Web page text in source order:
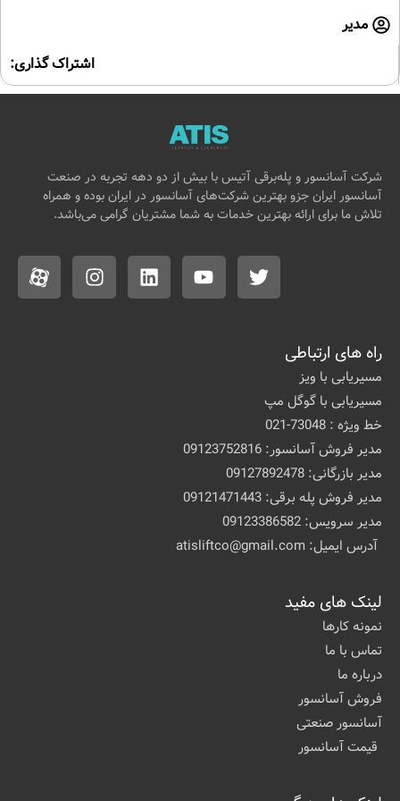
مدیر
اشتراک گذاری:
شرکت آسانسور و پله‌برقی آتیس با بیش از دو دهه تجربه در صنعت
آسانسور ایران جزو بهترین شرکت‌های آسانسور در ایران بوده و همراه
تلاش ما برای ارائه بهترین خدمات به شما مشتریان گرامی می‌باشد.
راه های ارتباطی
مسیریابی با ویز
مسیریابی با گوگل مپ
خط ویژه : 73048-021
مدیر فروش آسانسور: 09123752816
مدیر بازرگانی: 09127892478
مدیر فروش پله برقی: 09121471443
مدیر سرویس: 09123386582
آدرس ایمیل: atisliftco@gmail.com
لینک های مفید
نمونه کارها
تماس با ما
درباره ما
فروش آسانسور
آسانسور صنعتی
قیمت آسانسور